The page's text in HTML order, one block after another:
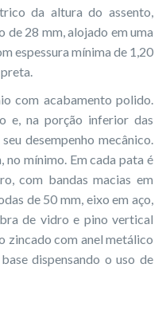
da altura do assento,
28 mm, alojado em uma
espessura mínima de 1,20
com acabamento polido.
e, na porção inferior das
desempenho mecânico.
no mínimo. Em cada pata é
com bandas macias em
de 50 mm, eixo em aço,
de vidro e pino vertical
zincado com anel metálico
dispensando o uso de